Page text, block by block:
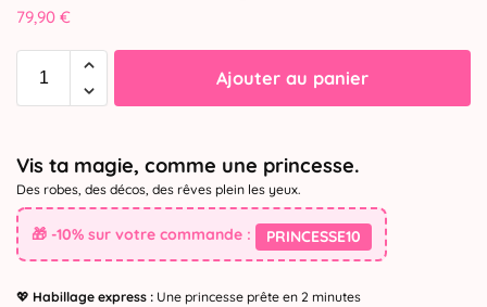
79,90 €
Ajouter au panier
Vis ta magie, comme une princesse.
Des robes, des décos, des rêves plein les yeux.
🎁 -10% sur votre commande : PRINCESSE10
💖 Habillage express : Une princesse prête en 2 minutes